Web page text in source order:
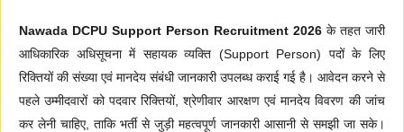
Nawada DCPU Support Person Recruitment 2026 के तहत जारी
आधिकारिक अधिसूचना में सहायक व्यक्ति (Support Person) पदों के लिए
रिक्तियों की संख्या एवं मानदेय संबंधी जानकारी उपलब्ध कराई गई है। आवेदन करने से
पहले उम्मीदवारों को पदवार रिक्तियों, श्रेणीवार आरक्षण एवं मानदेय विवरण की जांच
कर लेनी चाहिए, ताकि भर्ती से जुड़ी महत्वपूर्ण जानकारी आसानी से समझी जा सके।